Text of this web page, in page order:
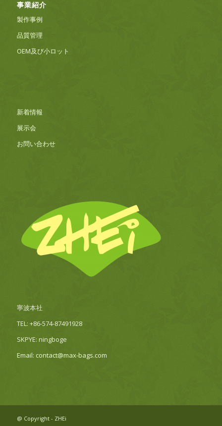
事業紹介
製作事例
品質管理
OEM及び小ロット
新着情報
展示会
お問い合わせ
寧波本社
TEL: +86-574-87491928
SKPYE: ningboge
Email: contact@max-bags.com
@ Copyright - ZHEi